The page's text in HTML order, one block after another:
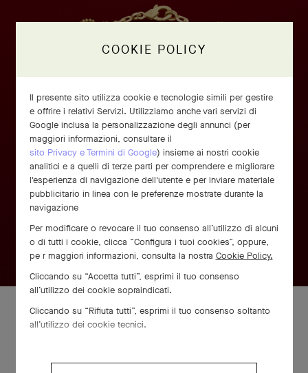
COOKIE POLICY
Il presente sito utilizza cookie e tecnologie simili per gestire
e offrire i relativi Servizi. Utilizziamo anche vari servizi di
Google inclusa la personalizzazione degli annunci (per
maggiori informazioni, consultare il
sito Privacy e Termini di Google) insieme ai nostri cookie
analitici e a quelli di terze parti per comprendere e migliorare
l'esperienza di navigazione dell'utente e per inviare materiale
pubblicitario in linea con le preferenze mostrate durante la
navigazione
Per modificare o revocare il tuo consenso all’utilizzo di alcuni
o di tutti i cookie, clicca “Configura i tuoi cookies”, oppure,
pe r maggiori informazioni, consulta la nostra Cookie Policy.
Cliccando su “Accetta tutti”, esprimi il tuo consenso
all’utilizzo dei cookie sopraindicati.
Cliccando su “Rifiuta tutti”, esprimi il tuo consenso soltanto
all’utilizzo dei cookie tecnici.